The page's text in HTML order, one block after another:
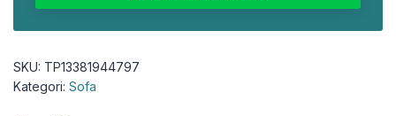
SKU: TP13381944797
Kategori: Sofa